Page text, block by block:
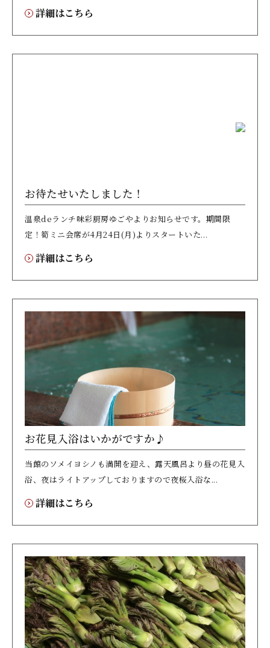
詳細はこちら
お待たせいたしました！
温泉deランチ味彩厨房ゆごやよりお知らせです。期間限
定！筍ミニ会席が4月24日(月)よりスタートいた...
詳細はこちら
お花見入浴はいかがですか♪
当館のソメイヨシノも満開を迎え、露天風呂より昼の花見入
浴、夜はライトアップしておりますので夜桜入浴な...
詳細はこちら